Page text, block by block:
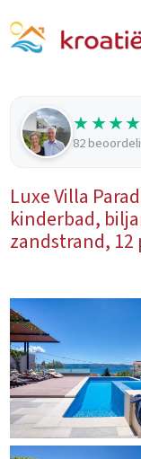
82
Luxe Villa
kinderbad,
zandstrand, 12